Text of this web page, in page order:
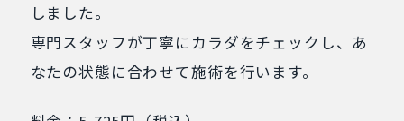
しました。
専門スタッフが丁寧にカラダをチェックし、あ
なたの状態に合わせて施術を行います。